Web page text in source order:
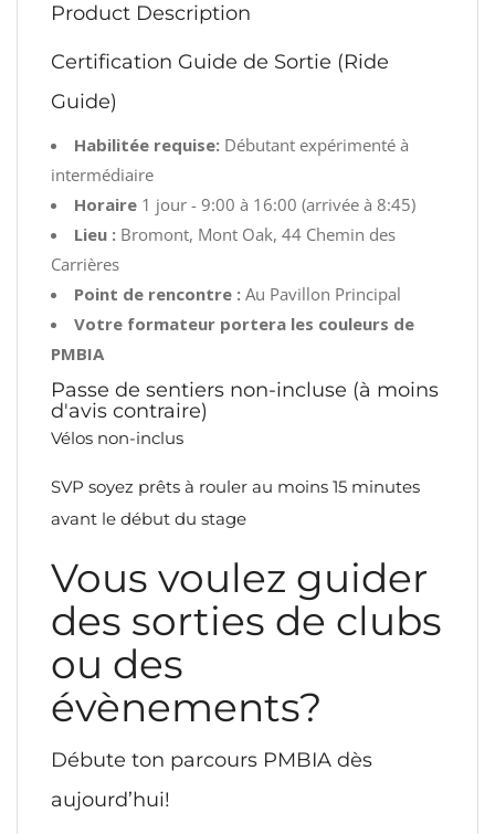
Product Description
Certification Guide de Sortie (Ride
Guide)
Habilitée requise: Débutant expérimenté à
intermédiaire
Horaire 1 jour - 9:00 à 16:00 (arrivée à 8:45)
Lieu : Bromont, Mont Oak, 44 Chemin des
Carrières
Point de rencontre : Au Pavillon Principal
Votre formateur portera les couleurs de
PMBIA
Passe de sentiers non-incluse (à moins
d'avis contraire)
Vélos non-inclus
SVP soyez prêts à rouler au moins 15 minutes
avant le début du stage
Vous voulez guider
des sorties de clubs
ou des
évènements?
Débute ton parcours PMBIA dès
aujourd’hui!